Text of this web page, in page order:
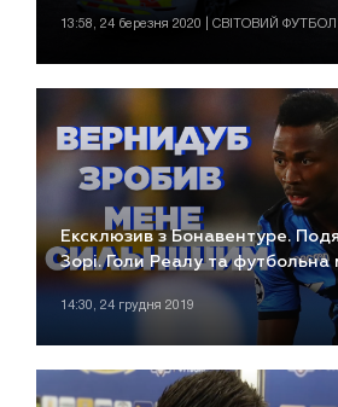
13:58, 24 березня 2020 | СВІТОВИЙ ФУТБОЛ
Ексклюзив з Бонавентуре.
Зорі. Голи Реалу та футбольна
14:30, 24 грудня 2019